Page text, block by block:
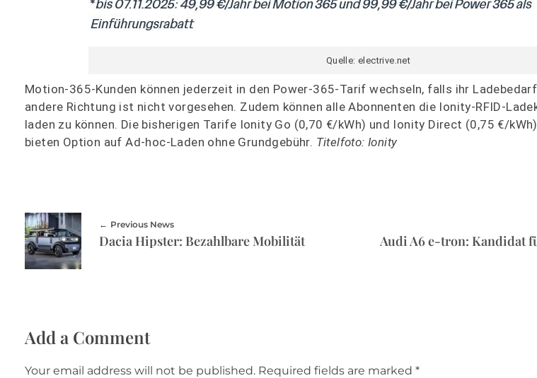
Quelle: electrive.net
Motion-365-Kunden können jederzeit in den Power-365-Tarif wechseln, falls ihr
andere Richtung ist nicht vorgesehen. Zudem können alle Abonnenten die Ionity-RFID-
laden zu können. Die bisherigen Tarife Ionity Go (0,70 €/kWh) und Ionity Direct (0,75 €/
bieten Option auf Ad-hoc-Laden ohne Grundgebühr. Titelfoto: Ionity
Previous News
Dacia Hipster: Bezahlbare Mobilität
Add a Comment
Your email address will not be published. Required fields are marked *